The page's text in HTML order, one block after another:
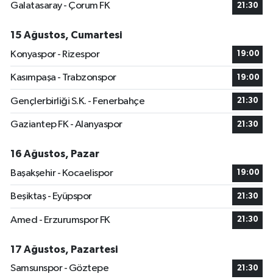
Galatasaray - Çorum FK
21:30
15 Ağustos, Cumartesi
Konyaspor - Rizespor
19:00
Kasımpaşa - Trabzonspor 19:00
Gençlerbirliği S.K. - Fenerbahçe 21:30
Gaziantep FK - Alanyaspor 21:30
16 Ağustos, Pazar
Başakşehir - Kocaelispor
19:00
Beşiktaş - Eyüpspor 21:30
Amed - Erzurumspor FK 21:30
17 Ağustos, Pazartesi
Samsunspor - Göztepe
21:30